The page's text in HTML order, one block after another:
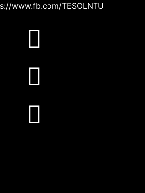
www.fb.com/TESOLNTU